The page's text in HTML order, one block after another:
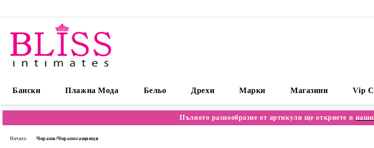
Бански Плажна Мода Бельо Дрехи Марки Магазини Vip
Пълното разнообразие от артикули ще откриете в
Начало Чорапи/Чорапогащници